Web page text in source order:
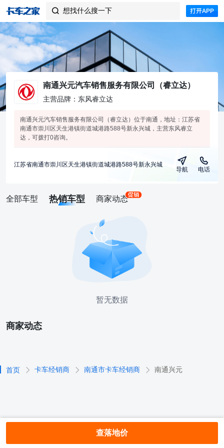
 想找什么搜一下
南通兴元汽车销售服务有限公司（睿立达）
主营品牌：东风睿立达
南通兴元汽车销售服务有限公司（睿立达）位于南通，地址：江苏省
南通市崇川区天生港镇街道城港路588号新永兴城，主营东风睿立
达，可拨打0咨询。
江苏省南通市崇川区天生港镇街道城港路588号新永兴城
导航 电话
全部车型 热销车型 商家动态
暂无数据
商家动态
首页 卡车经销商 南通市卡车经销商 南通兴元
查落地价